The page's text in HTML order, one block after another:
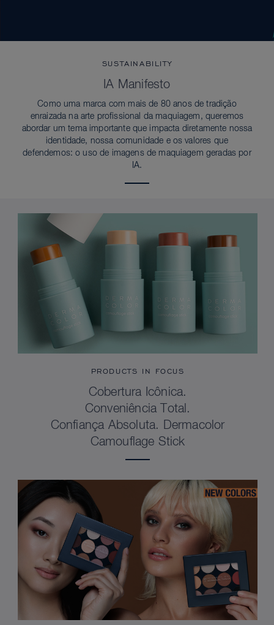
SUSTAINABILITY
IA Manifesto
Como uma marca com mais de 80 anos de tradição
enraizada na arte profissional da maquiagem, queremos
abordar um tema importante que impacta diretamente nossa
identidade, nossa comunidade e os valores que
defendemos: o uso de imagens de maquiagem geradas por
IA.
PRODUCTS IN FOCUS
Cobertura Icônica.
Conveniência Total.
Confiança Absoluta. Dermacolor
Camouflage Stick